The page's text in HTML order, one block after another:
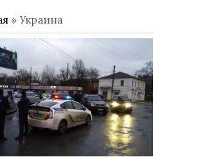
» Украина